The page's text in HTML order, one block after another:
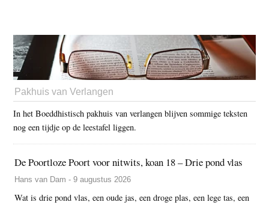
Pakhuis van Verlangen
In het Boeddhistisch pakhuis van verlangen blijven sommige teksten
nog een tijdje op de leestafel liggen.
De Poortloze Poort voor nitwits, koan 18 – Drie pond vlas
Hans van Dam - 9 augustus 2026
Wat is drie pond vlas, een oude jas, een droge plas, een lege tas, een